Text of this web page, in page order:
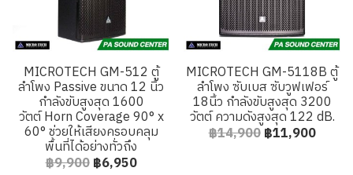
MICROTECH GM-512 ตู้
ลำโพง Passive ขนาด 12 นิ้ว
กำลังขับสูงสุด 1600
วัตต์ Horn Coverage 90° x
60° ช่วยให้เสียงครอบคลุม
พื้นที่ได้อย่างทั่วถึง
฿9,900 ฿6,950
MICROTECH GM-5118B ตู้
ลำโพง ซับเบส ซับวูฟเฟอร์
18นิ้ว กำลังขับสูงสุด 3200
วัตต์ ความดังสูงสุด 122 dB.
฿14,900 ฿11,900